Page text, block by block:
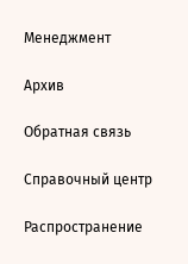
Менеджмент
Архив
Обратная связь
Справочный центр
Распространение